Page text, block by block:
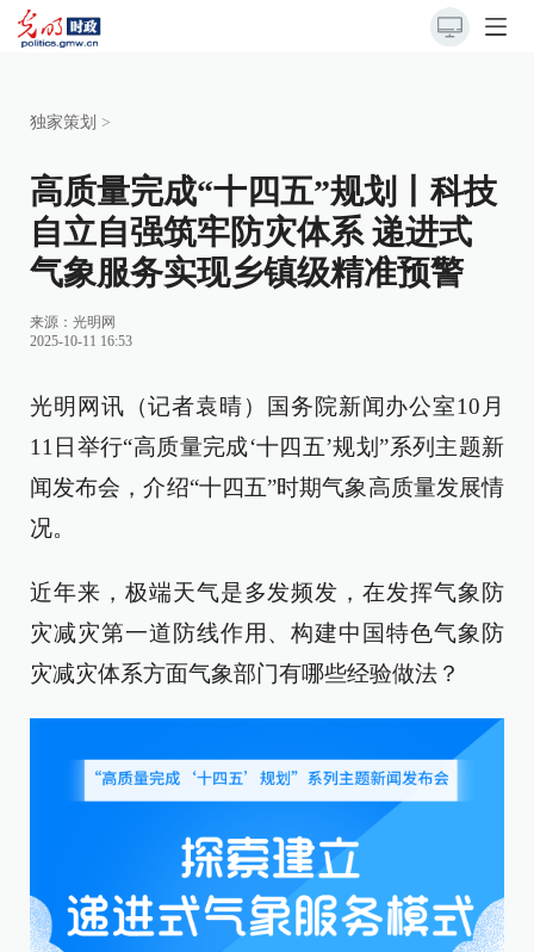
独家策划 >
高质量完成“十四五”规划丨科技
自立自强筑牢防灾体系 递进式
气象服务实现乡镇级精准预警
来源： 光明网
2025-10-11 16:53
光明网讯（记者袁晴）国务院新闻办公室10月
11日举行“高质量完成‘十四五’规划”系列主题新
闻发布会，介绍“十四五”时期气象高质量发展情
况。
近年来，极端天气是多发频发，在发挥气象防
灾减灾第一道防线作用、构建中国特色气象防
灾减灾体系方面气象部门有哪些经验做法？